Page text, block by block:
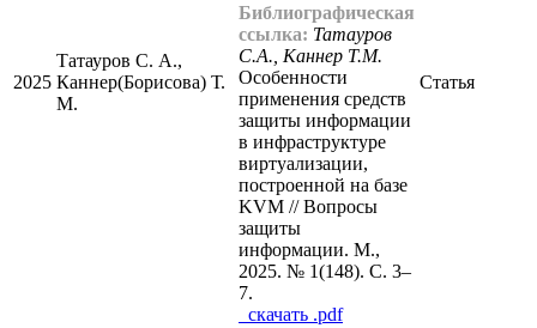
2025
Татауров С. А.,
Каннер(Борисова) Т.
М.
Библиографическая
ссылка: Татауров
С.А., Каннер Т.М.
Особенности
применения средств
защиты информации
в инфраструктуре
виртуализации,
построенной на базе
KVM // Вопросы
защиты
информации. М.,
2025. № 1(148). С. 3–
7.
cкачать .pdf
Статья